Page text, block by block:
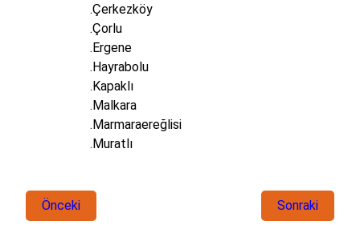
.Çerkezköy
.Çorlu
.Ergene
.Hayrabolu
.Kapaklı
.Malkara
.Marmaraereğlisi
.Muratlı
Önceki Sonraki